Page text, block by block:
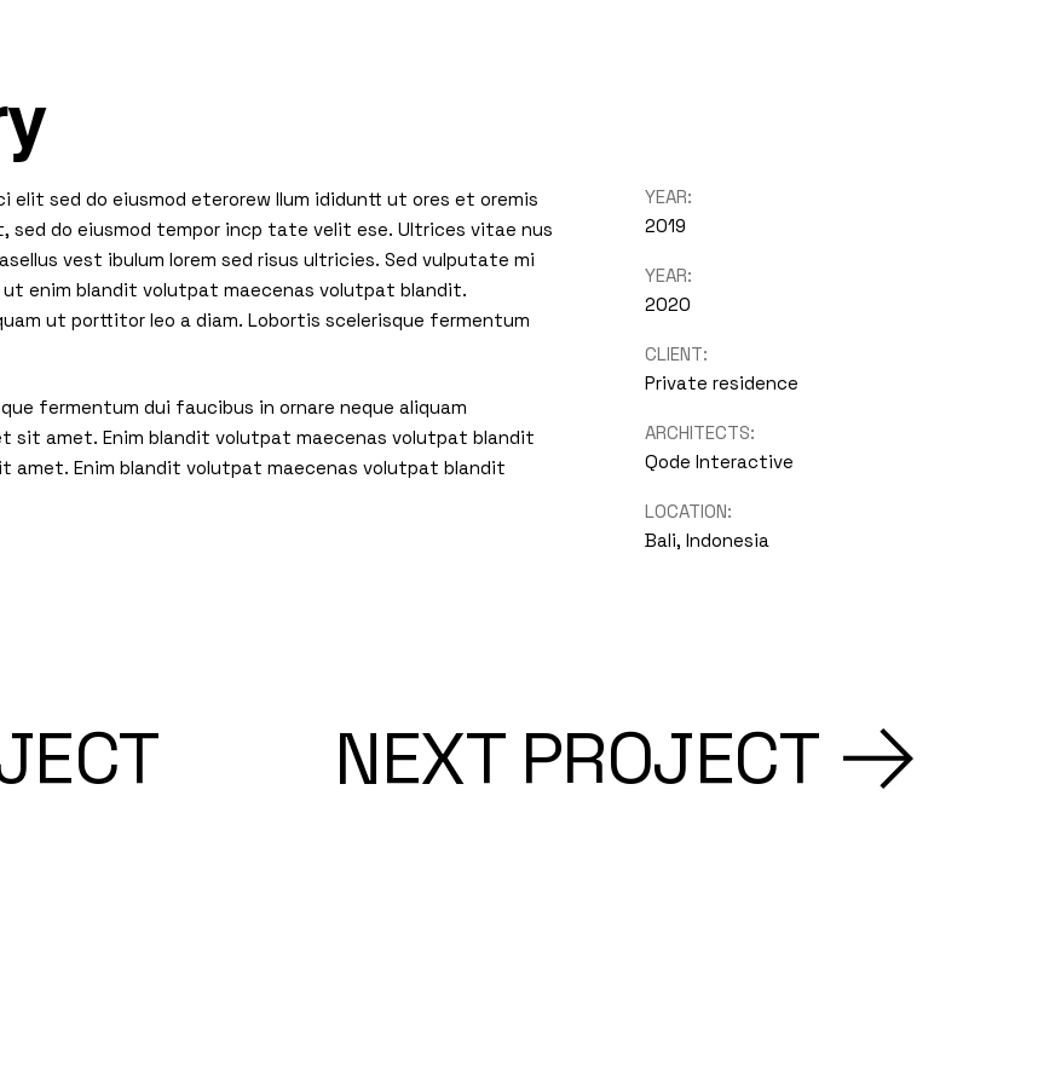
sed do eiusmod eterorew llum ididuntt ut ores et oremis
do eiusmod tempor incp tate velit ese. Ultrices vitae nus
vest ibulum lorem sed risus ultricies. Sed vulputate mi
enim blandit volutpat maecenas volutpat blandit.
ut porttitor leo a diam. Lobortis scelerisque fermentum
fermentum dui faucibus in ornare neque aliquam
sit amet. Enim blandit volutpat maecenas volutpat blandit
amet. Enim blandit volutpat maecenas volutpat blandit
YEAR:
2019
YEAR:
2020
CLIENT:
Private residence
ARCHITECTS:
Qode Interactive
LOCATION:
Bali, Indonesia
NEXT PROJECT